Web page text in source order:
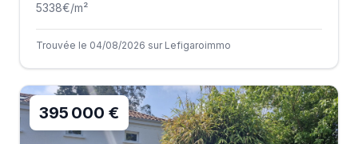
5338€/m²
Trouvée le 04/08/2026 sur Lefigaroimmo
395 000 €